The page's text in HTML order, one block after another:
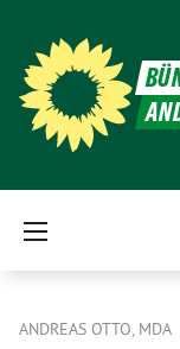
ANDREAS OTTO, MDA